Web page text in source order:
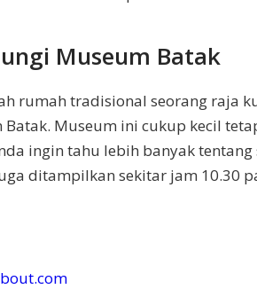
Museum Batak
rumah tradisional seorang raja
Museum ini cukup kecil
ingin tahu lebih banyak
ditampilkan sekitar jam 10.30